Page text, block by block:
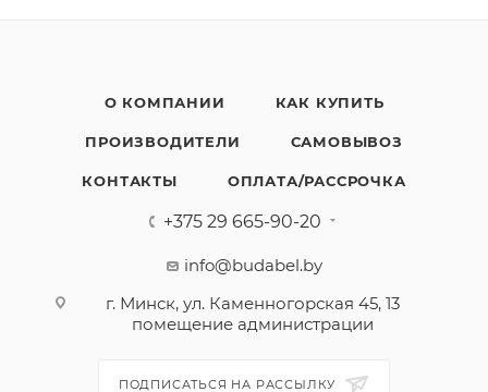
О КОМПАНИИ КАК КУПИТЬ
ПРОИЗВОДИТЕЛИ САМОВЫВОЗ
КОНТАКТЫ ОПЛАТА/РАССРОЧКА
+375 29 665-90-20
info@budabel.by
г. Минск, ул. Каменногорская 45, 13
помещение администрации
ПОДПИСАТЬСЯ НА РАССЫЛКУ